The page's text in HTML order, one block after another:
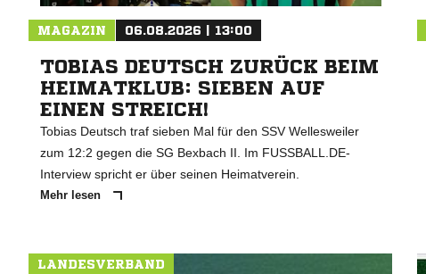
MAGAZIN 06.08.2026 | 13:00
TOBIAS DEUTSCH ZURÜCK BEIM
HEIMATKLUB: SIEBEN AUF
EINEN STREICH!
Tobias Deutsch traf sieben Mal für den SSV Wellesweiler
zum 12:2 gegen die SG Bexbach II. Im FUSSBALL.DE-
Interview spricht er über seinen Heimatverein.
Mehr lesen
LANDESVERBAND